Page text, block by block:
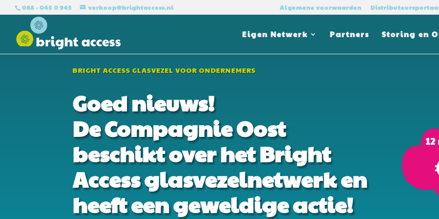
088 - 045 0 945 verkoop@brightaccess.nl Algemene voorwaarden
Eigen Netwerk Partners Storing en
BRIGHT ACCESS GLASVEZEL VOOR ONDERNEMERS
Goed nieuws!
De Compagnie Oost
beschikt over het Bright
Access glasvezelnetwerk en
heeft een geweldige actie!